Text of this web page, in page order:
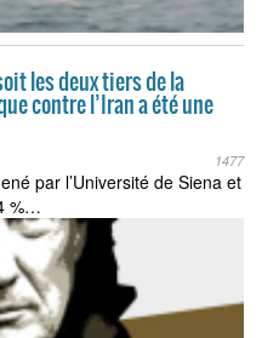
les deux tiers de la
contre l’Iran a été une
1477
par l’Université de Siena et
%…